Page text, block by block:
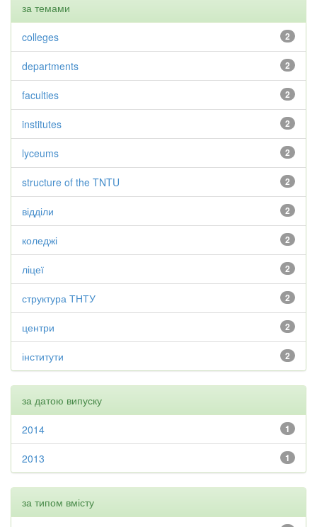
за темами
2
colleges
2
departments
2
faculties
2
institutes
2
lyceums
2
structure of the TNTU
2
відділи
2
коледжі
2
ліцеї
2
структура ТНТУ
2
центри
2
інститути
за датою випуску
1
2014
1
2013
за типом вмісту